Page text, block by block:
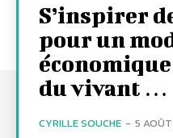
S’inspirer
pour un
du vivant …
CYRILLE SOUCHE - 5